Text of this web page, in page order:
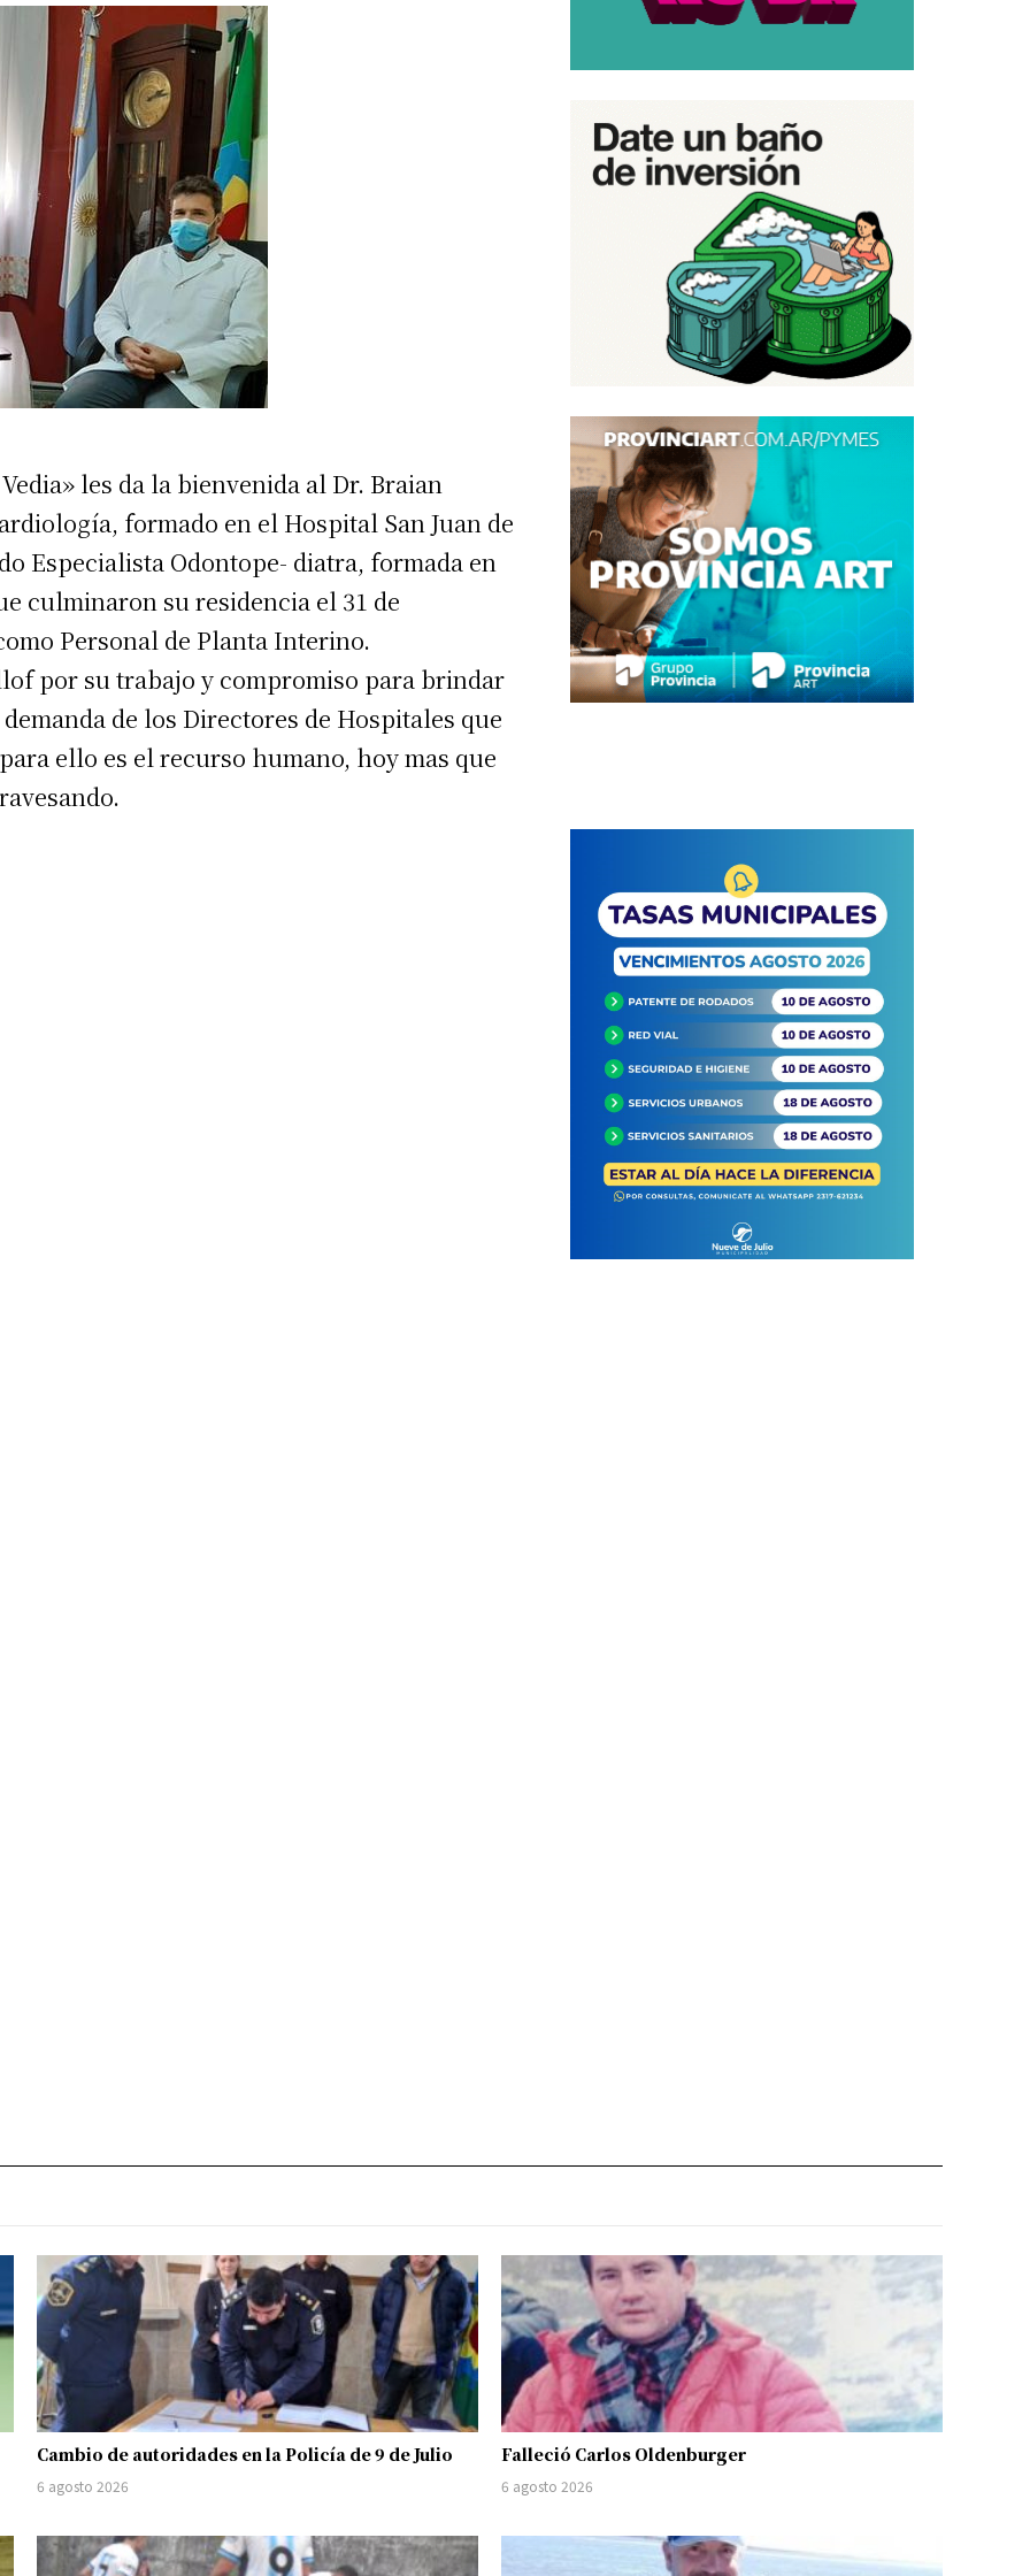
gratis
les da la bienvenida al Dr. Braian
formado en el Hospital San Juan de
Especialista Odontope- diatra, formada en
culminaron su residencia el 31 de
Personal de Planta Interino.
por su trabajo y compromiso para brindar
de los Directores de Hospitales que
ello es el recurso humano, hoy mas que
Cambio de autoridades en la Policía de 9 de Julio
6 agosto 2026
Falleció Carlos Oldenburger
6 agosto 2026